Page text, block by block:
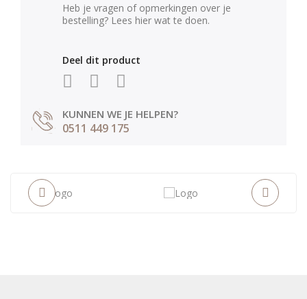
Heb je vragen of opmerkingen over je
bestelling? Lees hier wat te doen.
Deel dit product
KUNNEN WE JE HELPEN?
0511 449 175